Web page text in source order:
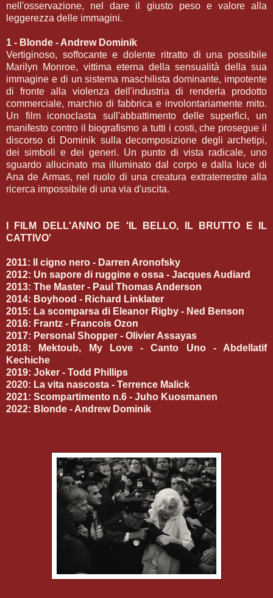
nell'osservazione, nel dare il giusto peso e valore alla
leggerezza delle immagini.
1 - Blonde - Andrew Dominik
Vertiginoso, soffocante e dolente ritratto di una possibile
Marilyn Monroe, vittima eterna della sensualità della sua
immagine e di un sistema maschilista dominante, impotente
di fronte alla violenza dell'industria di renderla prodotto
commerciale, marchio di fabbrica e involontariamente mito.
Un film iconoclasta sull'abbattimento delle superfici, un
manifesto contro il biografismo a tutti i costi, che prosegue il
discorso di Dominik sulla decomposizione degli archetipi,
dei simboli e dei generi. Un punto di vista radicale, uno
sguardo allucinato ma illuminato dal corpo e dalla luce di
Ana de Armas, nel ruolo di una creatura extraterrestre alla
ricerca impossibile di una via d'uscita.
I FILM DELL'ANNO DE 'IL BELLO, IL BRUTTO E IL
CATTIVO'
2011: Il cigno nero - Darren Aronofsky
2012: Un sapore di ruggine e ossa - Jacques Audiard
2013: The Master - Paul Thomas Anderson
2014: Boyhood - Richard Linklater
2015: La scomparsa di Eleanor Rigby - Ned Benson
2016: Frantz - Francois Ozon
2017: Personal Shopper - Olivier Assayas
2018: Mektoub, My Love - Canto Uno - Abdellatif
Kechiche
2019: Joker - Todd Phillips
2020: La vita nascosta - Terrence Malick
2021: Scompartimento n.6 - Juho Kuosmanen
2022: Blonde - Andrew Dominik